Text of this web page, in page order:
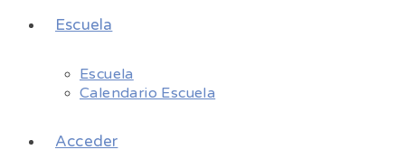
Escuela
Escuela
Calendario Escuela
Acceder